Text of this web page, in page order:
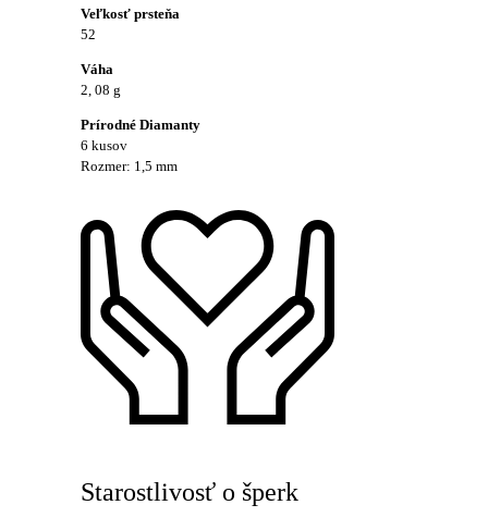
Veľkosť prsteňa
52
Váha
2, 08 g
Prírodné Diamanty
6 kusov
Rozmer: 1,5 mm
Starostlivosť o šperk